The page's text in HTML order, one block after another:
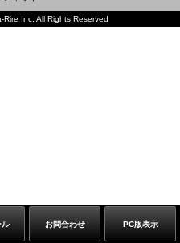
ル お問合わせ PC版表示
Inc. All Rights Reserved